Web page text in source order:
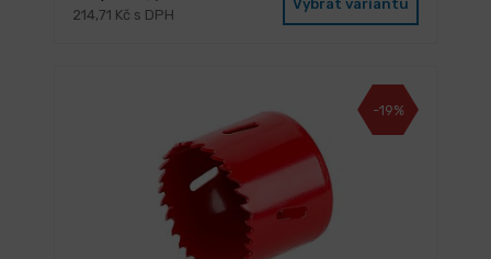
214,71 Kč s DPH
Vybrat variantu
-19%